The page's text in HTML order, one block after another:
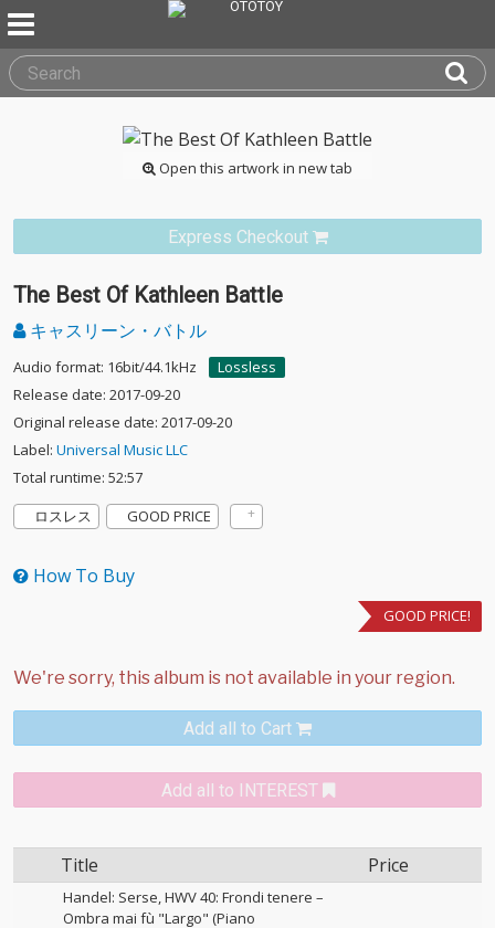
Open this artwork in new tab
Express Checkout
The Best Of Kathleen Battle
キャスリーン・バトル
Audio format: 16bit/44.1kHz
Lossless
Release date: 2017-09-20
Original release date: 2017-09-20
Label: Universal Music LLC
Total runtime: 52:57
ロスレス
GOOD PRICE
How To Buy
GOOD PRICE!
Add all to Cart
Add all to INTEREST
Title Price
Handel: Serse, HWV 40: Frondi tenere –
Ombra mai fù "Largo" (Piano